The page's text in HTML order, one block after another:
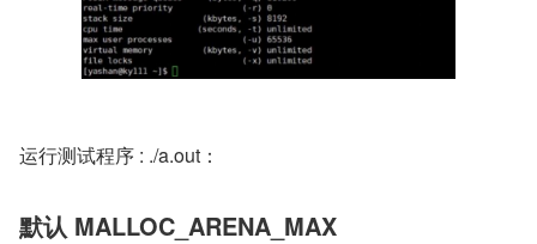
运行测试程序 : ./a.out：
默认 MALLOC_ARENA_MAX